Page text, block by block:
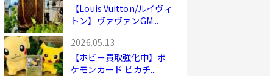
【Louis Vuitton/ルイヴィ
トン】ヴァヴァンGM...
2026.05.13
【ホビー買取強化中】ポ
ケモンカード ピカチ...